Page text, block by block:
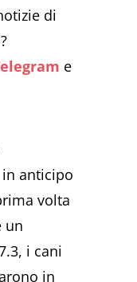
di
e
anticipo
volta
un
i cani
in